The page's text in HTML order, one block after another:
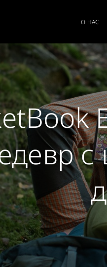
О НАС
с